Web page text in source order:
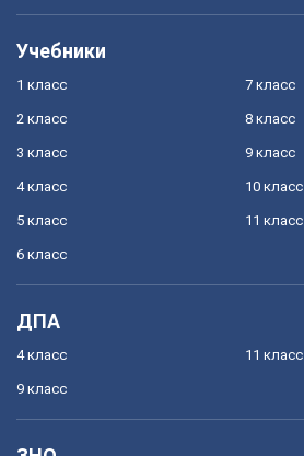
Учебники
1 класс
2 класс
3 класс
4 класс
5 класс
6 класс
7 класс
8 класс
9 класс
10 класс
11 класс
ДПА
4 класс
9 класс
11 класс